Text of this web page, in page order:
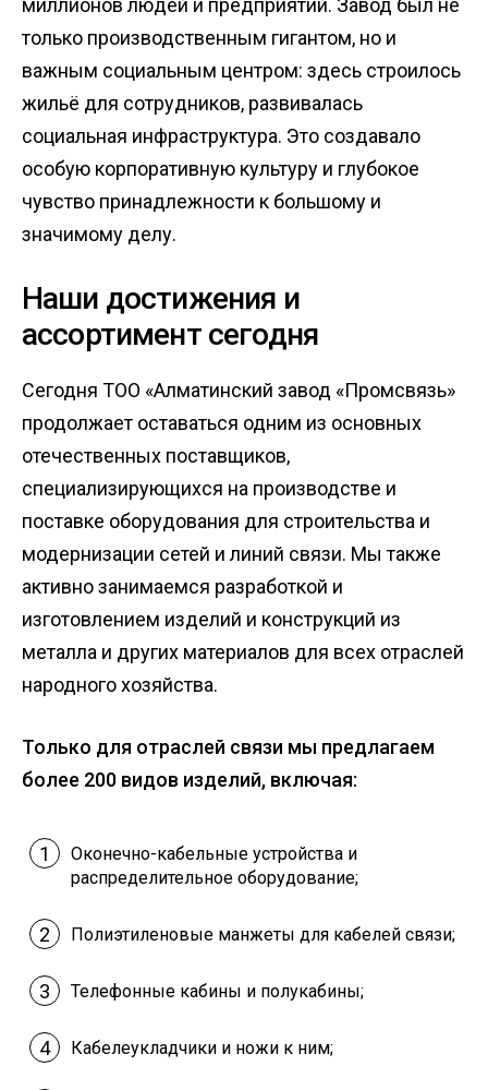
миллионов людей и предприятий. Завод был не
только производственным гигантом, но и
важным социальным центром: здесь строилось
жильё для сотрудников, развивалась
социальная инфраструктура. Это создавало
особую корпоративную культуру и глубокое
чувство принадлежности к большому и
значимому делу.
Наши достижения и
ассортимент сегодня
Сегодня ТОО «Алматинский завод «Промсвязь»
продолжает оставаться одним из основных
отечественных поставщиков,
специализирующихся на производстве и
поставке оборудования для строительства и
модернизации сетей и линий связи. Мы также
активно занимаемся разработкой и
изготовлением изделий и конструкций из
металла и других материалов для всех отраслей
народного хозяйства.
Только для отраслей связи мы предлагаем
более 200 видов изделий, включая:
Оконечно-кабельные устройства и
распределительное оборудование;
Полиэтиленовые манжеты для кабелей связи;
Телефонные кабины и полукабины;
Кабелеукладчики и ножи к ним;